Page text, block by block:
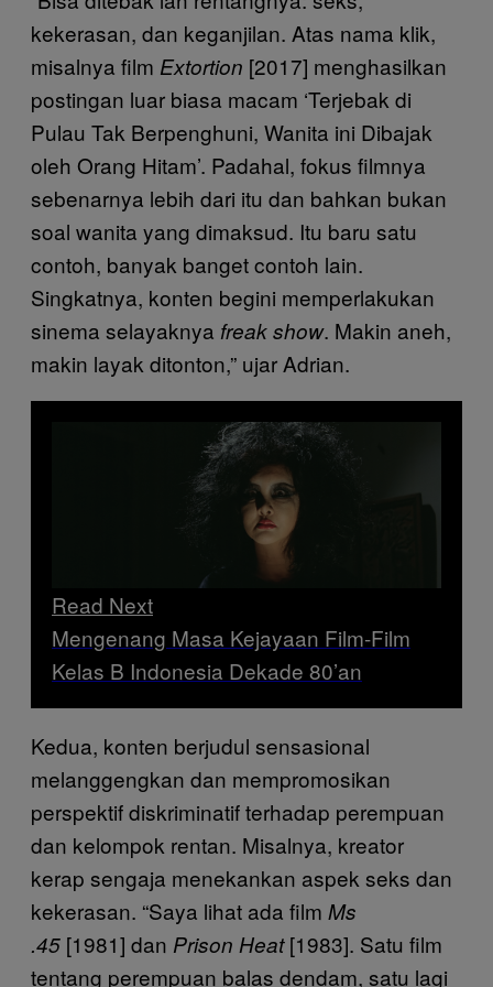
kekerasan, dan keganjilan. Atas nama klik,
misalnya film Extortion [2017] menghasilkan
postingan luar biasa macam ‘Terjebak di
Pulau Tak Berpenghuni, Wanita ini Dibajak
oleh Orang Hitam’. Padahal, fokus filmnya
sebenarnya lebih dari itu dan bahkan bukan
soal wanita yang dimaksud. Itu baru satu
contoh, banyak banget contoh lain.
Singkatnya, konten begini memperlakukan
sinema selayaknya freak show. Makin aneh,
makin layak ditonton,” ujar Adrian.
Read Next
Mengenang Masa Kejayaan Film-Film
Kelas B Indonesia Dekade 80’an
Kedua, konten berjudul sensasional
melanggengkan dan mempromosikan
perspektif diskriminatif terhadap perempuan
dan kelompok rentan. Misalnya, kreator
kerap sengaja menekankan aspek seks dan
kekerasan. “Saya lihat ada film Ms
.45 [1981] dan Prison Heat[1983]. Satu film
tentang perempuan balas dendam, satu lagi